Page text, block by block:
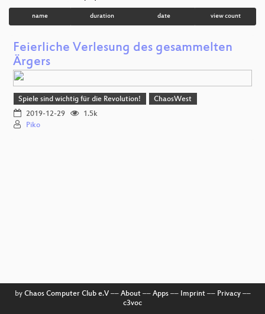
name duration date view count
Feierliche Verlesung des gesammelten
Ärgers
Spiele sind wichtig für die Revolution!
ChaosWest
2019-12-29
1.5k
Piko
by Chaos Computer Club e.V–– About–– Apps–– Imprint–– Privacy––
c3voc